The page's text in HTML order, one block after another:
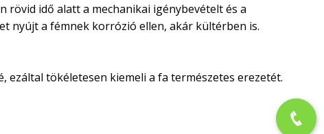
rövid idő alatt a mechanikai igénybevételt és a
nyújt a fémnek korrózió ellen, akár kültérben is.
ezáltal tökéletesen kiemeli a fa természetes erezetét.